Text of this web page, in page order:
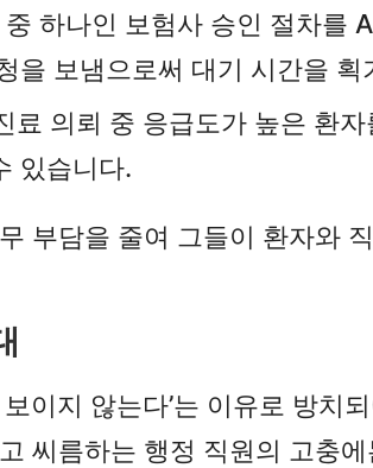
하나인 보험사 승인 절차를
을 보냄으로써 대기 시간을 획
료 의뢰 중 응급도가 높은 환
있습니다.
부담을 줄여 그들이 환자와
이지 않는다’는 이유로 방치
씨름하는 행정 직원의 고충